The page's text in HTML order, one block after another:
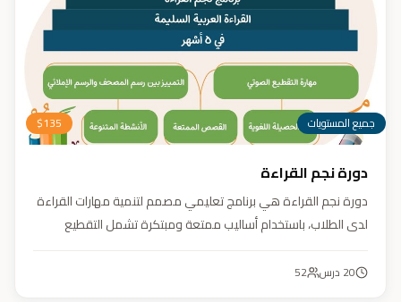
جميع المستويات $135
دورة نجم القراءة
دورة نجم القراءة هي برنامج تعليمي مصمم لتنمية مهارات القراءة
لدى الطلاب، باستخدام أساليب ممتعة ومبتكرة تشمل التقطيع
والمحادثات. يهدف البرنامج إلى تعزيز قدرات الطلاب في التمييز بين
20 درس 52